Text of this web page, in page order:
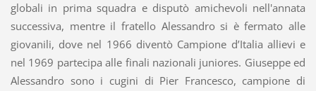
globali in prima squadra e disputò amichevoli nell'annata
successiva, mentre il fratello Alessandro si è fermato alle
giovanili, dove nel 1966 diventò Campione d’Italia allievi e
nel 1969 partecipa alle finali nazionali juniores. Giuseppe ed
Alessandro sono i cugini di Pier Francesco, campione di